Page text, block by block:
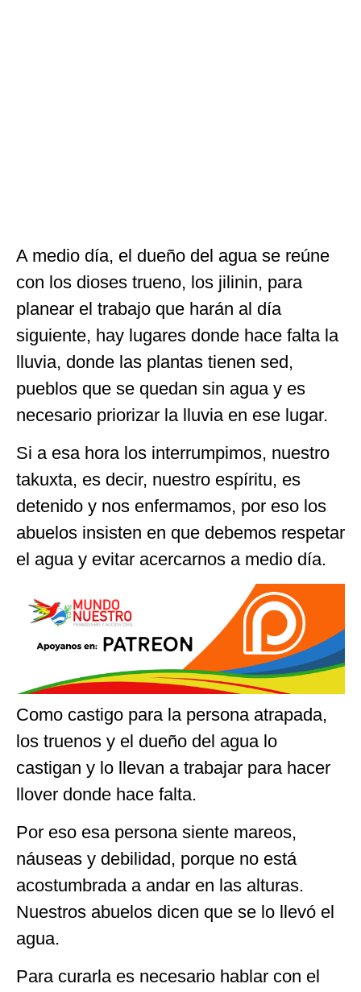
A medio día, el dueño del agua se reúne
con los dioses trueno, los jilinin, para
planear el trabajo que harán al día
siguiente, hay lugares donde hace falta la
lluvia, donde las plantas tienen sed,
pueblos que se quedan sin agua y es
necesario priorizar la lluvia en ese lugar.
Si a esa hora los interrumpimos, nuestro
takuxta, es decir, nuestro espíritu, es
detenido y nos enfermamos, por eso los
abuelos insisten en que debemos respetar
el agua y evitar acercarnos a medio día.
Como castigo para la persona atrapada,
los truenos y el dueño del agua lo
castigan y lo llevan a trabajar para hacer
llover donde hace falta.
Por eso esa persona siente mareos,
náuseas y debilidad, porque no está
acostumbrada a andar en las alturas.
Nuestros abuelos dicen que se lo llevó el
agua.
Para curarla es necesario hablar con el